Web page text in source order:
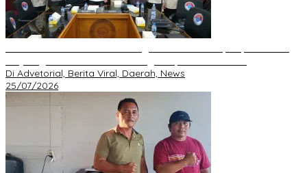
Di Advetorial, Berita Viral, Daerah, News
25/07/2026